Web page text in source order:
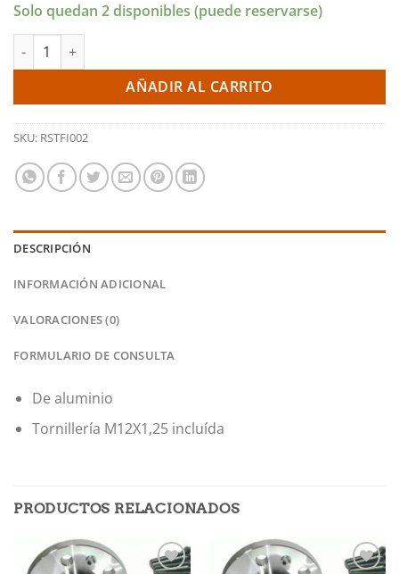
Solo quedan 2 disponibles (puede reservarse)
Pareja de separadores D/C 16mm 4X98 58PCD + Tornillería
AÑADIR AL CARRITO
SKU: RSTFI002
DESCRIPCIÓN
INFORMACIÓN ADICIONAL
VALORACIONES (0)
FORMULARIO DE CONSULTA
De aluminio
Tornillería M12X1,25 incluída
PRODUCTOS RELACIONADOS